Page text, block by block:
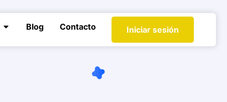
Blog Contacto Iniciar sesión